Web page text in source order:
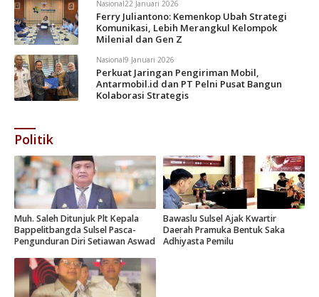
Nasional22 Januari 2026
Ferry Juliantono: Kemenkop Ubah Strategi
Komunikasi, Lebih Merangkul Kelompok
Milenial dan Gen Z
Nasional9 Januari 2026
Perkuat Jaringan Pengiriman Mobil,
Antarmobil.id dan PT Pelni Pusat Bangun
Kolaborasi Strategis
Politik
Muh. Saleh Ditunjuk Plt Kepala
Bappelitbangda Sulsel Pasca-
Pengunduran Diri Setiawan Aswad
Bawaslu Sulsel Ajak Kwartir
Daerah Pramuka Bentuk Saka
Adhiyasta Pemilu